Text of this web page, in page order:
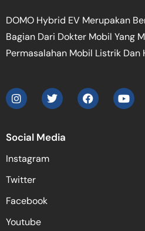
DOMO Hybrid EV Merupakan
Bagian Dari Dokter Mobil Yang
Permasalahan Mobil Listrik Dan
Social Media
Instagram
Twitter
Facebook
Youtube